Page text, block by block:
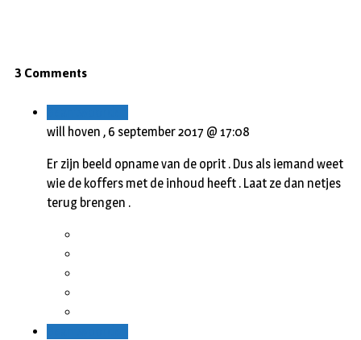
3 Comments
will hoven , 6 september 2017 @ 17:08
Er zijn beeld opname van de oprit . Dus als iemand weet
wie de koffers met de inhoud heeft . Laat ze dan netjes
terug brengen .